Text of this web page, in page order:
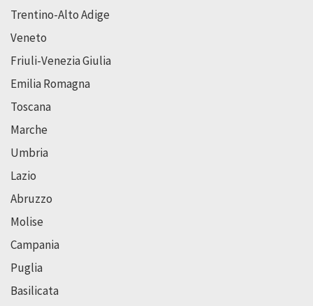
Trentino-Alto Adige
Veneto
Friuli-Venezia Giulia
Emilia Romagna
Toscana
Marche
Umbria
Lazio
Abruzzo
Molise
Campania
Puglia
Basilicata